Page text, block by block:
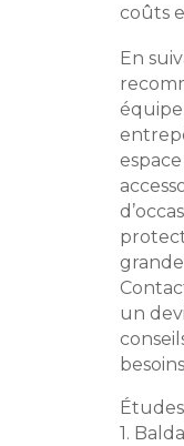
coûts
En
un
1.